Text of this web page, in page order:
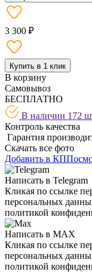
3 300 ₽
Купить в 1 клик
В корзину
Самовывоз
БЕСПЛАТНО
В наличии 172
Контроль качества
Гарантия
Скачать все фото
Добавить в КП
Написать в Telegram
Кликая по ссылке
персональных
политикой
Написать в MAX
Кликая по ссылке
персональных
политикой